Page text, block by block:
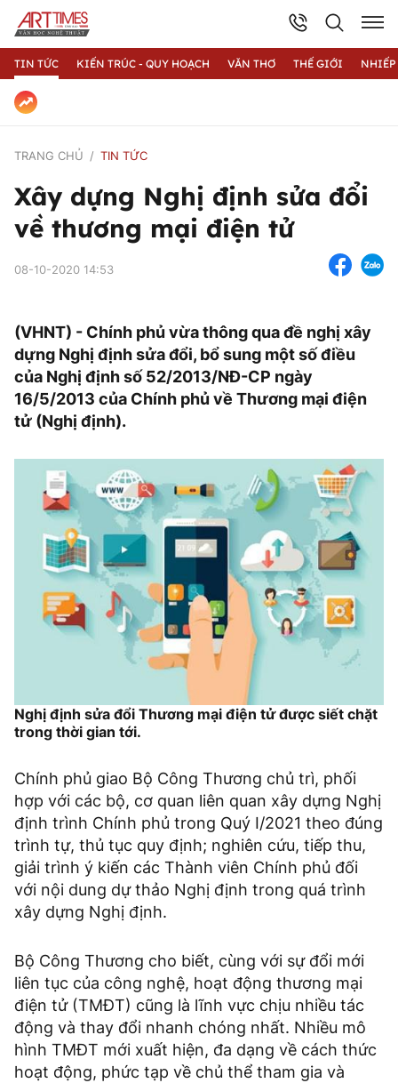
TIN TỨC KIẾN TRÚC - QUY HOẠCH VĂN THƠ THẾ GIỚI
TRANG CHỦ TIN TỨC
Xây dựng Nghị định sửa đổi
về thương mại điện tử
08-10-2020 14:53
(VHNT) - Chính phủ vừa thông qua đề nghị xây
dựng Nghị định sửa đổi, bổ sung một số điều
của Nghị định số 52/2013/NĐ-CP ngày
16/5/2013 của Chính phủ về Thương mại điện
tử (Nghị định).
Nghị định sửa đổi Thương mại điện tử được siết chặt
trong thời gian tới.
Chính phủ giao Bộ Công Thương chủ trì, phối
hợp với các bộ, cơ quan liên quan xây dựng Nghị
định trình Chính phủ trong Quý I/2021 theo đúng
trình tự, thủ tục quy định; nghiên cứu, tiếp thu,
giải trình ý kiến các Thành viên Chính phủ đối
với nội dung dự thảo Nghị định trong quá trình
xây dựng Nghị định.
Bộ Công Thương cho biết, cùng với sự đổi mới
liên tục của công nghệ, hoạt động thương mại
điện tử (TMĐT) cũng là lĩnh vực chịu nhiều tác
động và thay đổi nhanh chóng nhất. Nhiều mô
hình TMĐT mới xuất hiện, đa dạng về cách thức
hoạt động, phức tạp về chủ thể tham gia và